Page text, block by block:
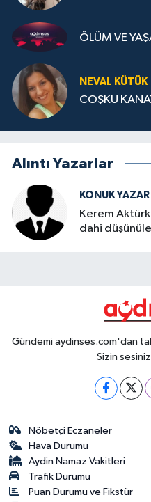
ÖLÜM VE
NEVAL KÜTÜK
COŞKU
Alıntı Yazarlar
KONUK YAZAR
Kerem
dahi
Gündemi aydinses.com'dan
Sizin
Nöbetçi Eczaneler
Hava Durumu
Aydin Namaz Vakitleri
Trafik Durumu
Puan Durumu ve Fikstür